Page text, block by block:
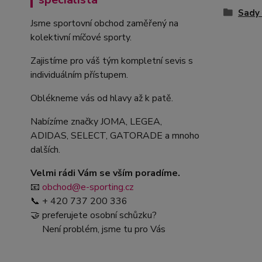
Jsme sportovní obchod zaměřený na
kolektivní míčové sporty.
Zajistíme pro váš tým kompletní sevis s
individuálním přístupem.
Oblékneme vás od hlavy až k patě.
Nabízíme značky JOMA, LEGEA,
ADIDAS, SELECT, GATORADE a mnoho
dalších.
Velmi rádi Vám se vším poradíme.
📧 obchod@e-sporting.cz
📞 + 420 737 200 336
🤝 preferujete osobní schůzku?
Není problém, jsme tu pro Vás